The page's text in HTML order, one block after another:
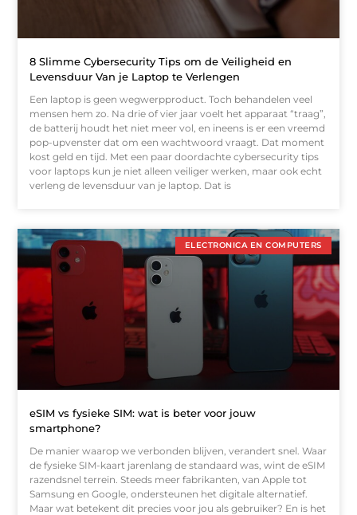
8 Slimme Cybersecurity Tips om de Veiligheid en
Levensduur Van je Laptop te Verlengen
Een laptop is geen wegwerpproduct. Toch behandelen veel
mensen hem zo. Na drie of vier jaar voelt het apparaat “traag”,
de batterij houdt het niet meer vol, en ineens is er een vreemd
pop-upvenster dat om een wachtwoord vraagt. Dat moment
kost geld en tijd. Met een paar doordachte cybersecurity tips
voor laptops kun je niet alleen veiliger werken, maar ook echt
verleng de levensduur van je laptop. Dat is
ELECTRONICA EN COMPUTERS
eSIM vs fysieke SIM: wat is beter voor jouw
smartphone?
De manier waarop we verbonden blijven, verandert snel. Waar
de fysieke SIM-kaart jarenlang de standaard was, wint de eSIM
razendsnel terrein. Steeds meer fabrikanten, van Apple tot
Samsung en Google, ondersteunen het digitale alternatief.
Maar wat betekent dit precies voor jou als gebruiker? En is het